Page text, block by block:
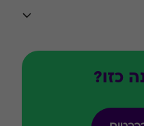
כזו?